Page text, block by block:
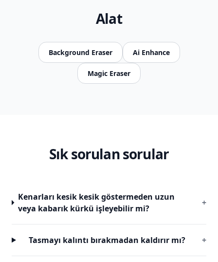
Alat
Background Eraser Ai Enhance
Magic Eraser
Sık sorulan sorular
Kenarları kesik kesik göstermeden uzun
veya kabarık kürkü işleyebilir mi?
+
Tasmayı kalıntı bırakmadan kaldırır mı? +